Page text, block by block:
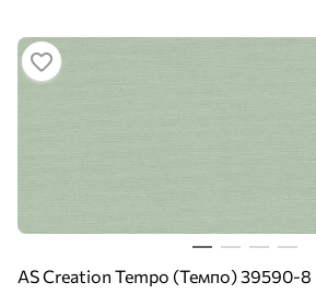
AS Creation Tempo (Темпо) 39590-8